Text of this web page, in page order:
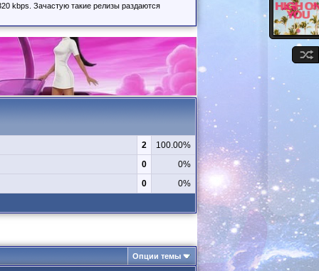
kbps. Зачастую такие релизы раздаются
2
100.00%
0
0%
0
0%
Опции темы